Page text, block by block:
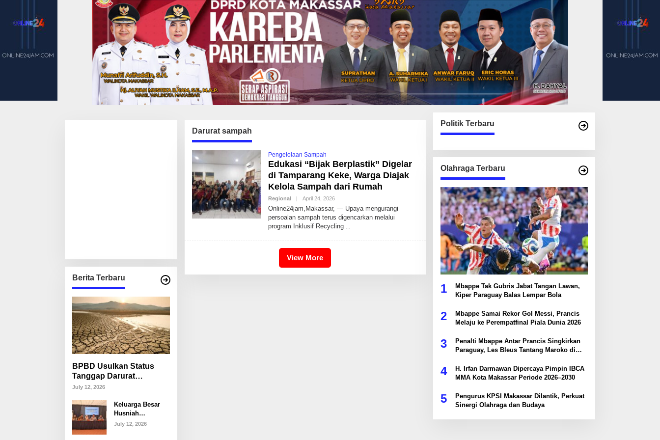
Berita Terbaru
BPBD Usulkan Status
Tanggap Darurat
Kekeringan di Makassar,
Mulai Krisis Air Bersih
July 12, 2026
Keluarga Besar
Husniah
Talenrang
July 12, 2026
Darurat sampah
Pengelolaan Sampah
Edukasi “Bijak Berplastik” Digelar
di Tamparang Keke, Warga Diajak
Kelola Sampah dari Rumah
Regional | April 24, 2026B
D
R
S
Online24jam,Makassar, — Upaya mengurangi
persoalan sampah terus digencarkan melalui
program Inklusif Recycling
View More
Politik Terbaru
Olahraga Terbaru
1
Mbappe Tak Gubris Jabat Tangan Lawan,
Kiper Paraguay Balas Lempar Bola
2
Mbappe Samai Rekor Gol Messi, Prancis
Melaju ke Perempatfinal Piala Dunia 2026
3
Penalti Mbappe Antar Prancis Singkirkan
Paraguay, Les Bleus Tantang Maroko di
4
H. Irfan Darmawan Dipercaya Pimpin IBCA
MMA Kota Makassar Periode 2026–2030
5
Pengurus KPSI Makassar Dilantik, Perkuat
Sinergi Olahraga dan Budaya